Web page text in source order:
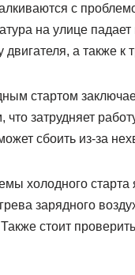
с
на улице
двигателя, а также
стартом
что затрудняет
сбоить из-за
холодного старта
зарядного
стоит